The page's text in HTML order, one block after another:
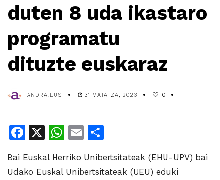
duten 8 uda ikastaro
programatu
dituzte euskaraz
ANDRA.EUS 31 MAIATZA, 2023 0
Facebook
X WhatsApp
Email
Bai Euskal Herriko Unibertsitateak (EHU-UPV) bai
Udako Euskal Unibertsitateak (UEU) eduki